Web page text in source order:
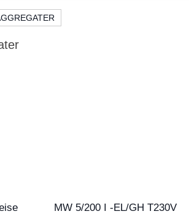
MW 5/200 I -EL/GH T230V